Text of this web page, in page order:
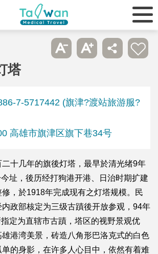
塔
7-5717442 (旗津?渡站旅游服?
高雄市旗津区旗下巷34号
十几年的旗後灯塔，最早於清光绪9年
址，後历经打狗港开港、日治时期扩建
，於1918年完成现有之灯塔规模。民
政部核定为三级古蹟後开放参观，94年
定为直辖市古蹟，塔区的视野景观优
港湾美景，砖造八角形巴洛克式的白色
的身影，在许多人心目中，依然有着难